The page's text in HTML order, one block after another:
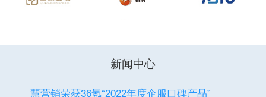
新闻中心
慧营销荣获36氪“2022年度企服口碑产品”